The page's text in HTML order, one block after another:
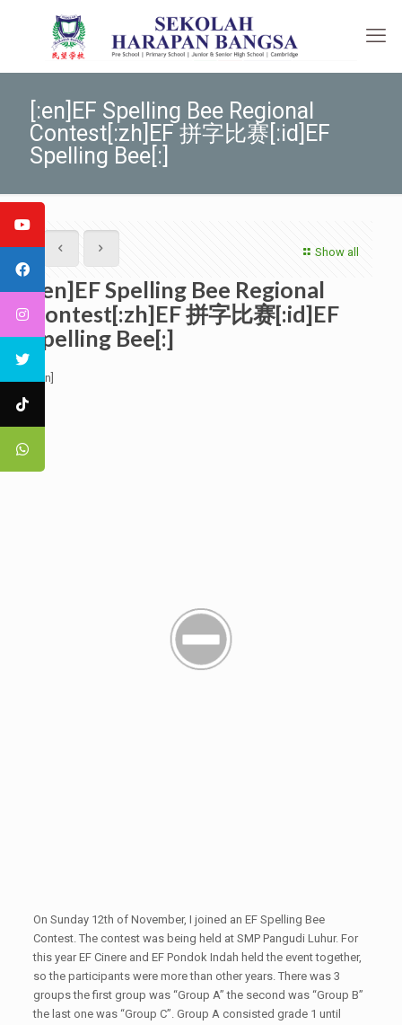
[:en]EF Spelling Bee Regional
Contest[:zh]EF 拼字比赛[:id]EF
Spelling Bee[:]
Show all
[:en]EF Spelling Bee Regional
Contest[:zh]EF 拼字比赛[:id]EF
Spelling Bee[:]
[:en]
On Sunday 12th of November, I joined an EF Spelling Bee
Contest. The contest was being held at SMP Pangudi Luhur. For
this year EF Cinere and EF Pondok Indah held the event together,
so the participants were more than other years. There was 3
groups the first group was “Group A” the second was “Group B”
the last one was “Group C”. Group A consisted grade 1 until